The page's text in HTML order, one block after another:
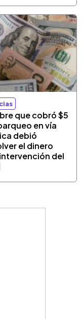
que cobró $5
en vía
debió
el dinero
del